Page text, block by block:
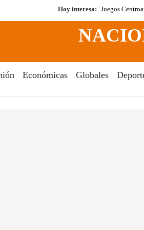
Hoy interesa: Juegos
Económicas Globales